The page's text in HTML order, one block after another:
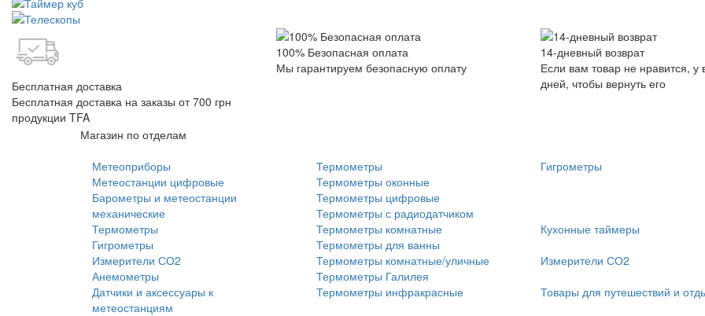
Бесплатная доставка
Бесплатная доставка на заказы от 700 грн
продукции TFA
100% Безопасная оплата
Мы гарантируем безопасную оплату
14-дневный возврат
Если вам товар не нравится, у
дней, чтобы вернуть его
Магазин по отделам
Метеоприборы
Метеостанции цифровые
Барометры и метеостанции
механические
Термометры
Гигрометры
Измерители СО2
Анемометры
Датчики и аксессуары к
метеостанциям
Термометры
Термометры оконные
Термометры цифровые
Термометры с радиодатчиком
Термометры комнатные
Термометры для ванны
Термометры комнатные/уличные
Термометры Галилея
Термометры инфракрасные
Гигрометры
Кухонные таймеры
Измерители СО2
Товары для путешествий и